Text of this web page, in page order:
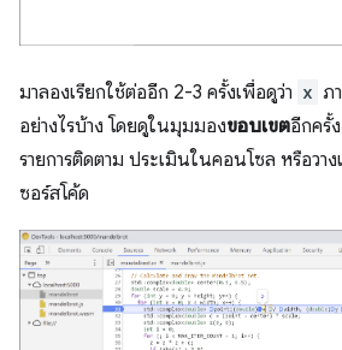
มาลองเรียกใช้ต่ออีก 2-3 ครั้งเพื่อดูว่า x ภ
อย่างไรบ้าง โดยดูในมุมมองขอบเขตอีกครั้
รายการติดตาม ประเมินในคอนโซล หรือวา
ซอร์สโค้ด